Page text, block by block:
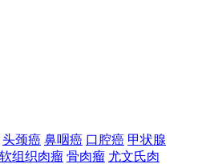
头颈癌 鼻咽癌 口腔癌 甲状腺
软组织肉瘤 骨肉瘤 尤文氏肉